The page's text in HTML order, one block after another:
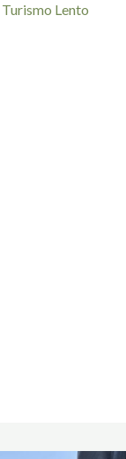
Turismo Lento